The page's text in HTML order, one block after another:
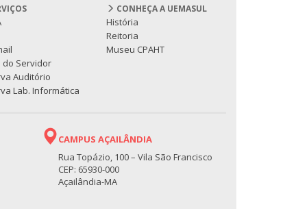
do Servidor
Auditório
Lab. Informática
CONHEÇA A UEMASUL
História
Reitoria
Museu CPAHT
CAMPUS AÇAILÂNDIA
Rua Topázio, 100 – Vila São Francisco
CEP: 65930-000
Açailândia-MA